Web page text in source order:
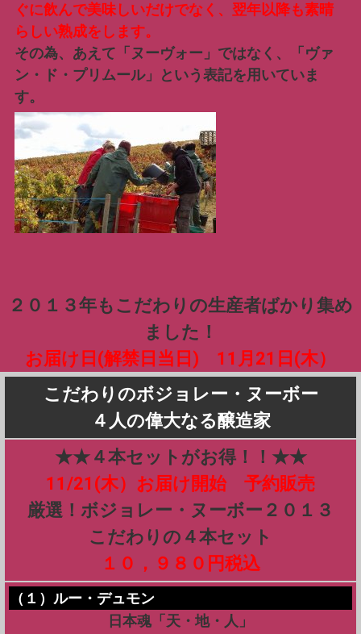
ぐに飲んで美味しいだけでなく、翌年以降も素晴
らしい熟成をします。
その為、あえて「ヌーヴォー」ではなく、「ヴァ
ン・ド・プリムール」という表記を用いていま
す。
２０１３年もこだわりの生産者ばかり集め
ました！
お届け日(解禁日当日) 11月21日(木）
こだわりのボジョレー・ヌーボー
４人の偉大なる醸造家
★★４本セットがお得！！★★
11/21(木）お届け開始 予約販売
厳選！ボジョレー・ヌーボー２０１３
こだわりの４本セット
１０，９８０円税込
（１）ルー・デュモン
日本魂「天・地・人」